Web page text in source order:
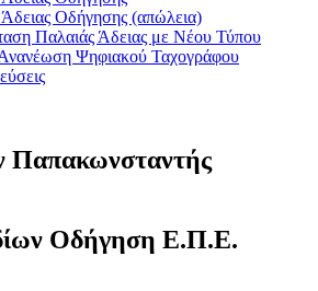
Άδειας Οδήγησης (απώλεια)
Παλαιάς Άδειας με Νέου Τύπου
Ψηφιακού Ταχογράφου
Παπακωνσταντής
Οδήγηση Ε.Π.Ε.